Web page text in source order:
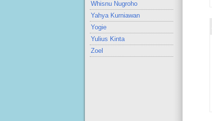
Whisnu Nugroho
Yahya Kurniawan
Yogie
Yulius Kinta
Zoel